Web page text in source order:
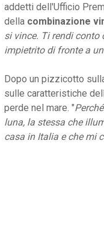
addetti dell'Ufficio
della combinazione
si vince. Ti rendi conto
impietrito di fronte a
Dopo un pizzicotto
sulle caratteristiche
perde nel mare. "
luna, la stessa che
casa in Italia e che mi